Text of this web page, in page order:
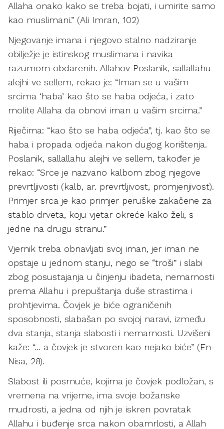
Allaha onako kako se treba bojati, i umirite samo
kao muslimani.” (Ali Imran, 102)
Njegovanje imana i njegovo stalno nadziranje
obilježje je istinskog muslimana i navika
razumom obdarenih. Allahov Poslanik, sallallahu
alejhi ve sellem, rekao je: “Iman se u vašim
srcima ‘haba’ kao što se haba odjeća, i zato
molite Allaha da obnovi iman u vašim srcima.”
Riječima: “kao što se haba odjeća”, tj. kao što se
haba i propada odjeća nakon dugog korištenja.
Poslanik, sallallahu alejhi ve sellem, također je
rekao: “Srce je nazvano kalbom zbog njegove
prevrtljivosti (kalb, ar. prevrtljivost, promjenjivost).
Primjer srca je kao primjer peruške zakačene za
stablo drveta, koju vjetar okreće kako želi, s
jedne na drugu stranu.”
Vjernik treba obnavljati svoj iman, jer iman ne
opstaje u jednom stanju, nego se “troši” i slabi
zbog posustajanja u činjenju ibadeta, nemarnosti
prema Allahu i prepuštanja duše strastima i
prohtjevima. Čovjek je biće ograničenih
sposobnosti, slabašan po svojoj naravi, između
dva stanja, stanja slabosti i nemarnosti. Uzvišeni
kaže: “… a čovjek je stvoren kao nejako biće” (En-
Nisa, 28).
Slabost ili posrnuće, kojima je čovjek podložan, s
vremena na vrijeme, ima svoje božanske
mudrosti, a jedna od njih je iskren povratak
Allahu i buđenje srca nakon obamrlosti, a Allah